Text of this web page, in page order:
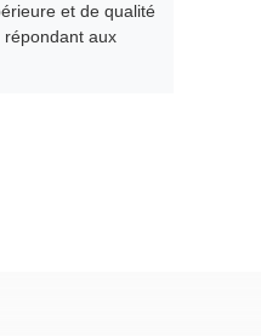
et de qualité
aux